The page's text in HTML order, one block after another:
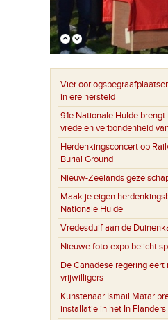
Vier
in ere hersteld
91e Nationale Hulde
vrede en verbondenheid
Herdenkingsconcert op
Burial Ground
Nieuw-Zeelands
Maak je eigen
Nationale Hulde
Vredesduif aan de
Nieuwe foto-expo belicht
De Canadese regering eert
vrijwilligers
Kunstenaar Ismail Matar
installatie in het In